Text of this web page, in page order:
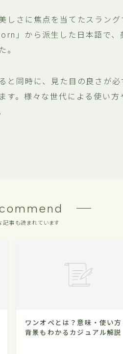
しさに焦点を当てたスラン
」から派生した日本語で、
と同時に、見た目の良さが
す。様々な世代による使い
記事も読まれています
ワンオペとは？意味・使い方
背景もわかるカジュアル解説